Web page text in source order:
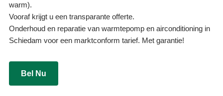
warm).
Vooraf krijgt u een transparante offerte.
Onderhoud en reparatie van warmtepomp en airconditioning in
Schiedam voor een marktconform tarief. Met garantie!
Bel Nu